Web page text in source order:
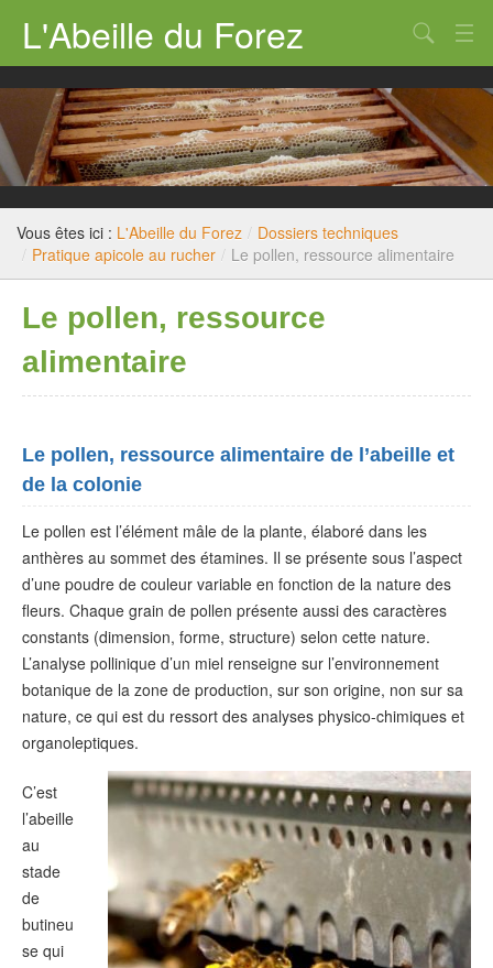
L'Abeille du Forez
Qui sommes nous ?
Rucher-école
Dossiers techniques
Législation
Nous contacter
Vous êtes ici : L'Abeille du Forez / Dossiers techniques
/ Pratique apicole au rucher / Le pollen, ressource alimentaire
Le pollen, ressource
alimentaire
Le pollen, ressource alimentaire de l’abeille et
de la colonie
Le pollen est l’élément mâle de la plante, élaboré dans les
anthères au sommet des étamines. Il se présente sous l’aspect
d’une poudre de couleur variable en fonction de la nature des
fleurs. Chaque grain de pollen présente aussi des caractères
constants (dimension, forme, structure) selon cette nature.
L’analyse pollinique d’un miel renseigne sur l’environnement
botanique de la zone de production, sur son origine, non sur sa
nature, ce qui est du ressort des analyses physico-chimiques et
organoleptiques.
C’est
l’abeille
au
stade
de
butineu
se qui